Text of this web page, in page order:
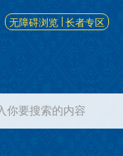
无障碍浏览 长者专区